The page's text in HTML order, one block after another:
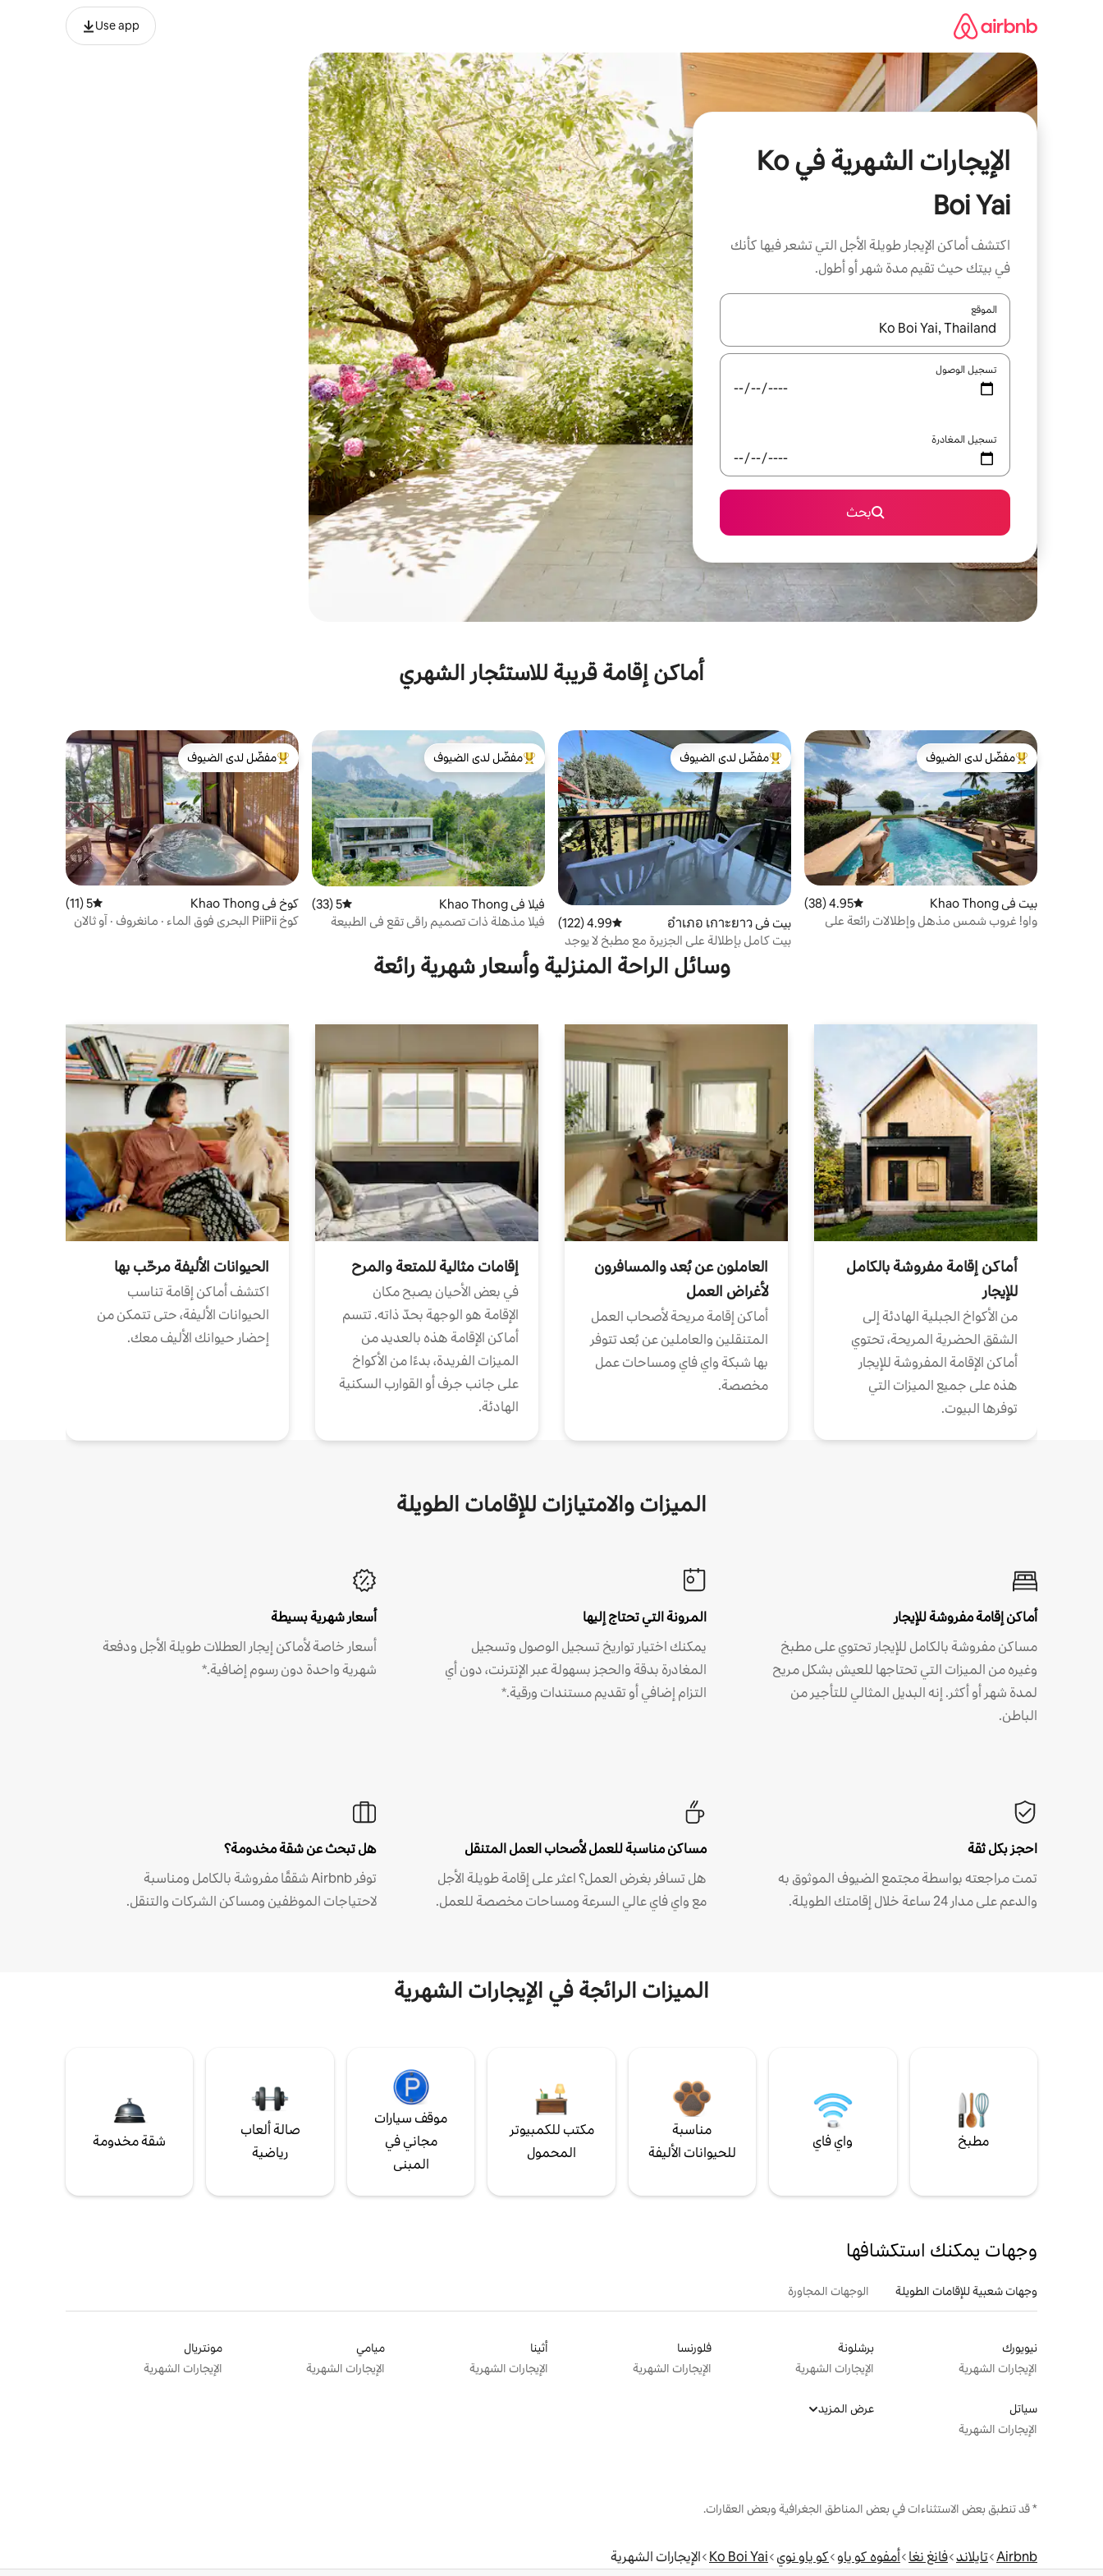
Use app
الإيجارات الشهرية في Ko
Boi Yai
اكتشف أماكن الإيجار طويلة الأجل التي تشعر فيها كأنك
في بيتك حيث تقيم مدة شهر أو أطول.
الموقع
عند توفر النتائج، انتقل باستخدام السهمين لأعلى ولأسفل أو استكشف عن طريق اللمس أو السحب.
تسجيل الوصول
تسجيل المغادرة
بحث
أماكن إقامة قريبة للاستئجار الشهري
من أبرز البيوت المفضّلة لدى الضيوف
مفضّل لدى الضيوف
بيت في Khao Thong متوسط التقييم 4.95 من 5، 38 مراجعات
4.95 (38)
واو! غروب شمس مذهل وإطلالات رائعة على
من أبرز البيوت المفضّلة لدى الضيوف
مفضّل لدى الضيوف
بيت في อำเภอ เกาะยาว متوسط التقييم 4.99 من 5، 122 مراجعات
4.99 (122)
بيت كامل بإطلالة على الجزيرة مع مطبخ لا يوجد
من أبرز البيوت المفضّلة لدى الضيوف
مفضّل لدى الضيوف
فيلا في Khao Thong متوسط التقييم 5 من 5، 33 مراجعات
5 (33)
فيلا مذهلة ذات تصميم راقي تقع في الطبيعة
من أبرز البيوت المفضّلة لدى الضيوف
مفضّل لدى الضيوف
كوخ في Khao Thong متوسط التقييم 5 من 5، 11 مراجعات
5 (11)
كوخ PiiPii البحري فوق الماء · مانغروف · آو ثالان
وسائل الراحة المنزلية وأسعار شهرية رائعة
أماكن إقامة مفروشة بالكامل
للإيجار
من الأكواخ الجبلية الهادئة إلى
الشقق الحضرية المريحة، تحتوي
أماكن الإقامة المفروشة للإيجار
هذه على جميع الميزات التي
توفرها البيوت.
العاملون عن بُعد والمسافرون
لأغراض العمل
أماكن إقامة مريحة لأصحاب العمل
المتنقلين والعاملين عن بُعد تتوفر
بها شبكة واي فاي ومساحات عمل
مخصصة.
إقامات مثالية للمتعة والمرح
في بعض الأحيان يصبح مكان
الإقامة هو الوجهة بحدّ ذاته. تتسم
أماكن الإقامة هذه بالعديد من
الميزات الفريدة، بدءًا من الأكواخ
على جانب جرف أو القوارب السكنية
الهادئة.
الحيوانات الأليفة مرحّب بها
اكتشف أماكن إقامة تناسب
الحيوانات الأليفة، حتى تتمكن من
إحضار حيوانك الأليف معك.
الميزات والامتيازات للإقامات الطويلة
أماكن إقامة مفروشة للإيجار
مساكن مفروشة بالكامل للإيجار تحتوي على مطبخ
وغيره من الميزات التي تحتاجها للعيش بشكل مريح
لمدة شهر أو أكثر. إنه البديل المثالي للتأجير من
الباطن.
المرونة التي تحتاج إليها
يمكنك اختيار تواريخ تسجيل الوصول وتسجيل
المغادرة بدقة والحجز بسهولة عبر الإنترنت، دون أي
التزام إضافي أو تقديم مستندات ورقية.*
أسعار شهرية بسيطة
أسعار خاصة لأماكن إيجار العطلات طويلة الأجل ودفعة
شهرية واحدة دون رسوم إضافية.*
احجز بكل ثقة
تمت مراجعته بواسطة مجتمع الضيوف الموثوق به
والدعم على مدار 24 ساعة خلال إقامتك الطويلة.
مساكن مناسبة للعمل لأصحاب العمل المتنقل
هل تسافر بغرض العمل؟ اعثر على إقامة طويلة الأجل
مع واي فاي عالي السرعة ومساحات مخصصة للعمل.
هل تبحث عن شقة مخدومة؟
توفر Airbnb شققًا مفروشة بالكامل ومناسبة
لاحتياجات الموظفين ومساكن الشركات والتنقل.
الميزات الرائجة في الإيجارات الشهرية
مطبخ واي فاي
مناسبة
للحيوانات الأليفة
مكتب للكمبيوتر
المحمول
موقف سيارات
مجاني في
المبنى
صالة ألعاب
رياضية
شقة مخدومة
وجهات يمكنك استكشافها
وجهات شعبية للإقامات الطويلة الوجهات المجاورة
نيويورك
الإيجارات الشهرية
برشلونة
الإيجارات الشهرية
فلورنسا
الإيجارات الشهرية
أثينا
الإيجارات الشهرية
ميامي
الإيجارات الشهرية
مونتريال
الإيجارات الشهرية
سياتل
الإيجارات الشهرية
عرض المزيد
* قد تنطبق بعض الاستثناءات في بعض المناطق الجغرافية وبعض العقارات.
Airbnb تايلاند فانغ نغا أمفوه كو ياو كو ياو نوي Ko Boi Yai الإيجارات الشهرية